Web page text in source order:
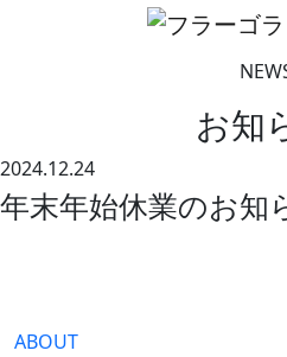
お知
年末年始休業のお知
2024.12.24
ABOUT